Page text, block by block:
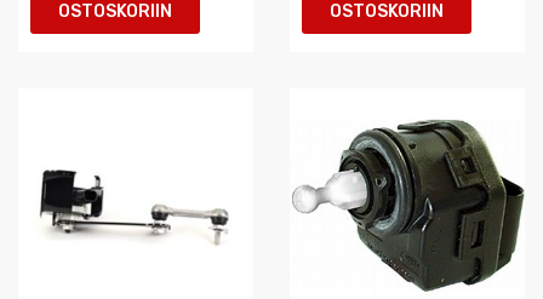
OSTOSKORIIN OSTOSKORIIN